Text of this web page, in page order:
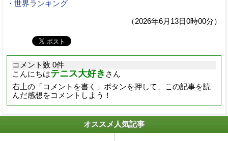
・世界ランキング
（2026年6月13日0時00分）
コメント数 0件
こんにちはテニス大好き さん
右上の「コメントを書く」ボタンを押して、この記事を読
んだ感想をコメントしよう！
オススメ人気記事